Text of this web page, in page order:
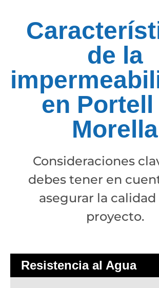
de la
en Portell
Morella
Consideraciones
debes tener en
asegurar la
proyecto.
Resistencia al Agua